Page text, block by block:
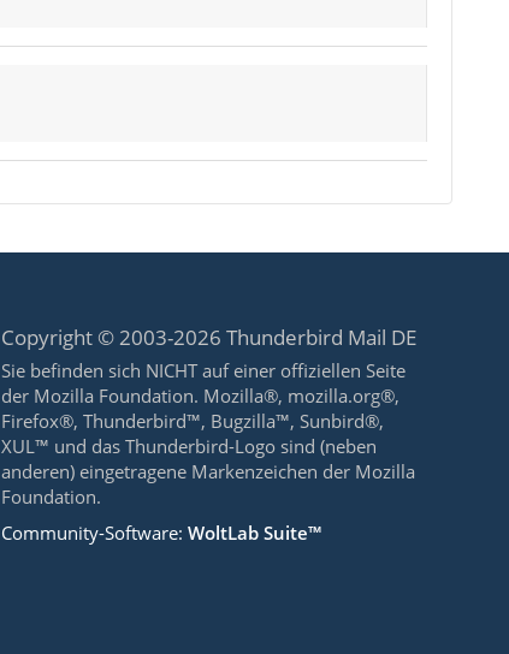
Copyright © 2003-2026 Thunderbird Mail DE
Sie befinden sich NICHT auf einer offiziellen Seite
der Mozilla Foundation. Mozilla®, mozilla.org®,
Firefox®, Thunderbird™, Bugzilla™, Sunbird®,
XUL™ und das Thunderbird-Logo sind (neben
anderen) eingetragene Markenzeichen der Mozilla
Foundation.
Community-Software:WoltLab Suite™